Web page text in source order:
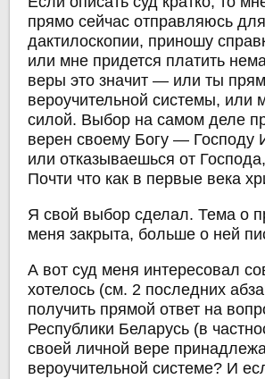
прямо сейчас отправляюсь
дактилоскопии, приношу
или мне придется платить
веры это значит — или ты
вероучительной системы,
силой. Выбор на самом деле
верен своему Богу — Господу
или отказываешься от
Почти что как в первые века
Я свой выбор сделал. Тема о
меня закрыта, больше о ней
А вот суд меня интересовал
хотелось (см. 2 последних
получить прямой ответ на
Республики Беларусь (в
своей личной вере
вероучительной системе? И